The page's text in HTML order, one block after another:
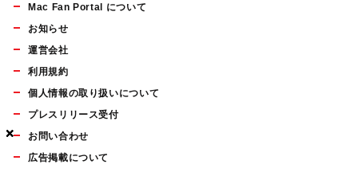
×
×
×
Mac Fan Portal について
お知らせ
運営会社
利用規約
個人情報の取り扱いについて
プレスリリース受付
お問い合わせ
広告掲載について